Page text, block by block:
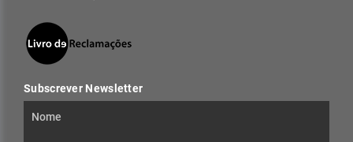
Subscrever Newsletter